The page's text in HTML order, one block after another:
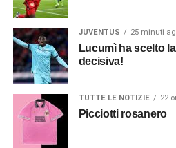
JUVENTUS 25 minuti
Lucumì ha scelto
decisiva!
TUTTE LE NOTIZIE 22
Picciotti rosanero